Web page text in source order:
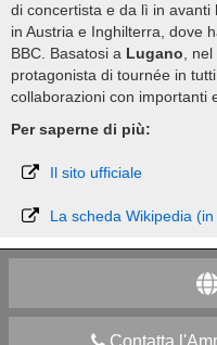
di concertista e da lì in
in Austria e Inghilterra, dove
BBC. Basatosi a Lugano ,
protagonista di tournée in
collaborazioni con importanti
Per saperne di più:
Il sito ufficiale
La scheda Wikipedia